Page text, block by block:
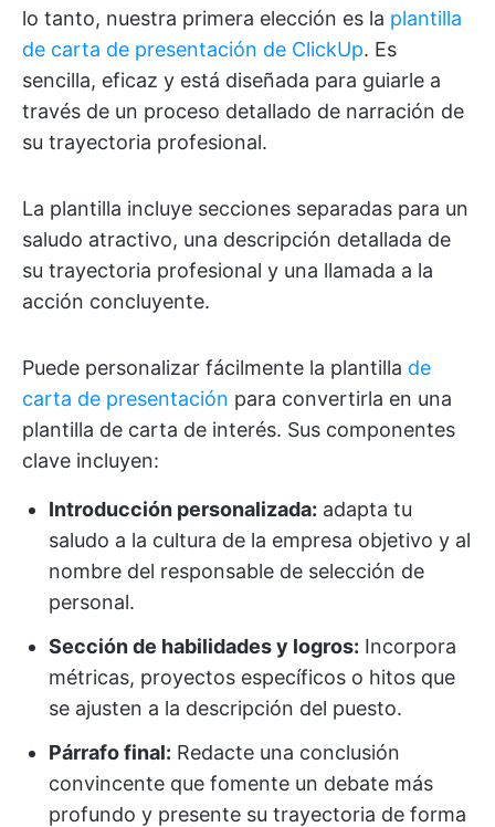
lo tanto, nuestra primera elección es la plantilla
de carta de presentación de ClickUp. Es
sencilla, eficaz y está diseñada para guiarle a
través de un proceso detallado de narración de
su trayectoria profesional.
La plantilla incluye secciones separadas para un
saludo atractivo, una descripción detallada de
su trayectoria profesional y una llamada a la
acción concluyente.
Puede personalizar fácilmente la plantilla de
carta de presentación para convertirla en una
plantilla de carta de interés. Sus componentes
clave incluyen:
Introducción personalizada: adapta tu
saludo a la cultura de la empresa objetivo y al
nombre del responsable de selección de
personal.
Sección de habilidades y logros: Incorpora
métricas, proyectos específicos o hitos que
se ajusten a la descripción del puesto.
Párrafo final: Redacte una conclusión
convincente que fomente un debate más
profundo y presente su trayectoria de forma